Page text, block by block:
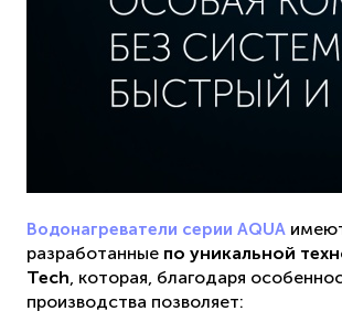
Водонагреватели серии AQUA
разработанные по уникальной
Tech, которая, благодаря
производства позволяет: